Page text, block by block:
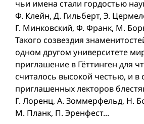
чьи имена стали гордостью
Ф. Клейн, Д. Гильберт, Э.
Г. Минковский, Ф. Франк, М.
Такого созвездия
одном другом университете
приглашение в Гёттинген для
считалось высокой честью, и в
приглашенных лекторов
Г. Лоренц, А. Зоммерфельд, Н.
М. Планк, П. Эренфест...